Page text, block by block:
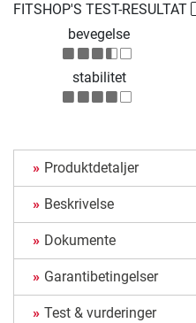
FITSHOP'S TEST-RESULTAT
bevegelse
stabilitet
Produktdetaljer
Beskrivelse
Dokumente
Garantibetingelser
Test & vurderinger